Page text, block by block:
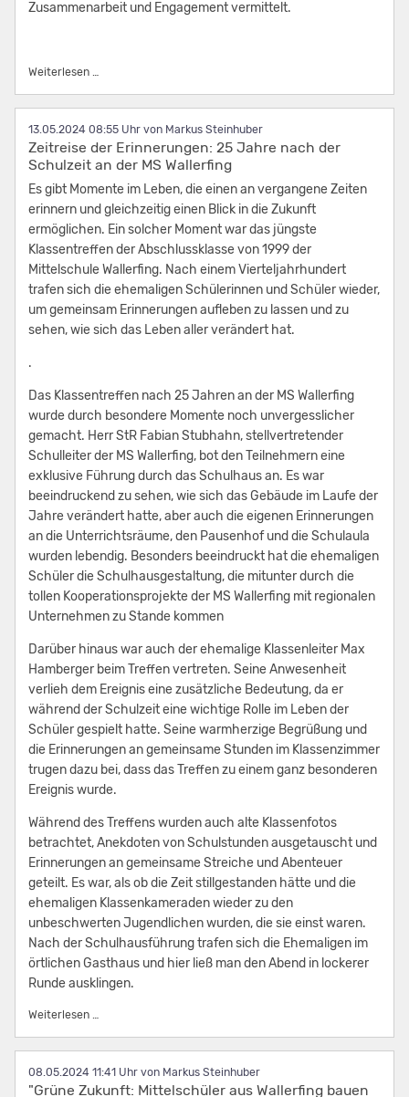
Zusammenarbeit und Engagement vermittelt.
Weiterlesen …
13.05.2024 08:55 von Markus Steinhuber
Zeitreise der Erinnerungen: 25 Jahre nach der
Schulzeit an der MS Wallerfing
Es gibt Momente im Leben, die einen an vergangene Zeiten
erinnern und gleichzeitig einen Blick in die Zukunft
ermöglichen. Ein solcher Moment war das jüngste
Klassentreffen der Abschlussklasse von 1999 der
Mittelschule Wallerfing. Nach einem Vierteljahrhundert
trafen sich die ehemaligen Schülerinnen und Schüler wieder,
um gemeinsam Erinnerungen aufleben zu lassen und zu
sehen, wie sich das Leben aller verändert hat.
.
Das Klassentreffen nach 25 Jahren an der MS Wallerfing
wurde durch besondere Momente noch unvergesslicher
gemacht. Herr StR Fabian Stubhahn, stellvertretender
Schulleiter der MS Wallerfing, bot den Teilnehmern eine
exklusive Führung durch das Schulhaus an. Es war
beeindruckend zu sehen, wie sich das Gebäude im Laufe der
Jahre verändert hatte, aber auch die eigenen Erinnerungen
an die Unterrichtsräume, den Pausenhof und die Schulaula
wurden lebendig. Besonders beeindruckt hat die ehemaligen
Schüler die Schulhausgestaltung, die mitunter durch die
tollen Kooperationsprojekte der MS Wallerfing mit regionalen
Unternehmen zu Stande kommen
Darüber hinaus war auch der ehemalige Klassenleiter Max
Hamberger beim Treffen vertreten. Seine Anwesenheit
verlieh dem Ereignis eine zusätzliche Bedeutung, da er
während der Schulzeit eine wichtige Rolle im Leben der
Schüler gespielt hatte. Seine warmherzige Begrüßung und
die Erinnerungen an gemeinsame Stunden im Klassenzimmer
trugen dazu bei, dass das Treffen zu einem ganz besonderen
Ereignis wurde.
Während des Treffens wurden auch alte Klassenfotos
betrachtet, Anekdoten von Schulstunden ausgetauscht und
Erinnerungen an gemeinsame Streiche und Abenteuer
geteilt. Es war, als ob die Zeit stillgestanden hätte und die
ehemaligen Klassenkameraden wieder zu den
unbeschwerten Jugendlichen wurden, die sie einst waren.
Nach der Schulhausführung trafen sich die Ehemaligen im
örtlichen Gasthaus und hier ließ man den Abend in lockerer
Runde ausklingen.
Weiterlesen …
08.05.2024 11:41 von Markus Steinhuber
"Grüne Zukunft: Mittelschüler aus Wallerfing bauen